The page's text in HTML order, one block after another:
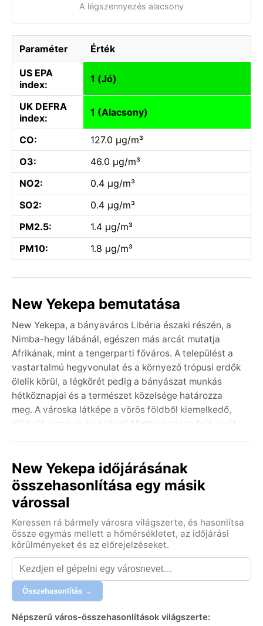
A légszennyezés alacsony
Paraméter Érték
US EPA
index:
1 (Jó)
UK DEFRA
index:
1 (Alacsony)
CO:
127.0 µg/m³
O3:
46.0 µg/m³
NO2:
0.4 µg/m³
SO2:
0.4 µg/m³
PM2.5:
1.4 µg/m³
PM10:
1.8 µg/m³
New Yekepa bemutatása
New Yekepa, a bányaváros Libéria északi részén, a
Nimba-hegy lábánál, egészen más arcát mutatja
Afrikának, mint a tengerparti főváros. A települést a
vastartalmú hegyvonulat és a környező trópusi erdők
ölelik körül, a légkörét pedig a bányászat munkás
hétköznapjai és a természet közelsége határozza
meg. A városka látképe a vörös földből kiemelkedő,
zöldellő dombok és a távoli Nimba gerince felé nyújt
fogadja.
New Yekepa éghajlata a trópusi monszun (Köppen:
Am) jegyében zajlik: két markáns évszak váltakozik. A
naponta szakad a trópusi zápor, a páratartalom
rendkívül magas, a hőmérséklet 26–30 °C körül
mozog. Novembertől áprilisig tart a szárazabb
évszak, amikor a harmattan – a Szaharából érkező
poros szél – hűvösebb reggeleket hoz, bár a nappalok
továbbra is melegek. Bő, könnyű pamutruházat és
esőkabát szükséges; a harmattan miatt érdemes egy
New Yekepa időjárásának
összehasonlítása egy másik
várossal
Keressen rá bármely városra világszerte, és hasonlítsa
össze egymás mellett a hőmérsékletet, az időjárási
körülményeket és az előrejelzéseket.
Összehasonlítás →
Népszerű város-összehasonlítások világszerte: